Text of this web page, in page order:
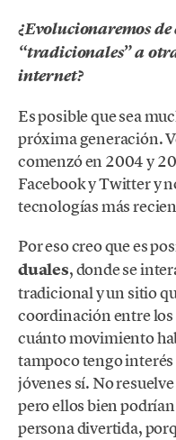
¿Evolucionaremos de
“tradicionales” a
internet?
Es posible que sea
próxima generación.
comenzó en 2004 y
Facebook y Twitter y
tecnologías más
Por eso creo que es
duales, donde se
tradicional y un sitio
coordinación entre los
cuánto movimiento
tampoco tengo
jóvenes sí. No
pero ellos bien
persona divertida,